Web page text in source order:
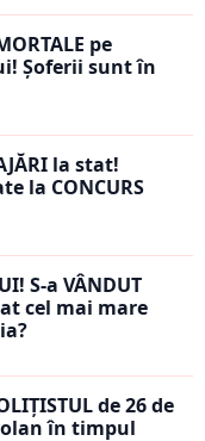
pe
Șoferii sunt în
la stat!
la CONCURS
S-a VÂNDUT
cel mai mare
de 26 de
în timpul